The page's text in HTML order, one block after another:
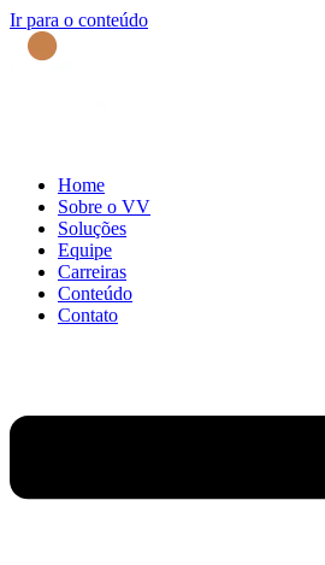
Ir para o conteúdo
Home
Sobre o VV
Soluções
Equipe
Carreiras
Conteúdo
Contato